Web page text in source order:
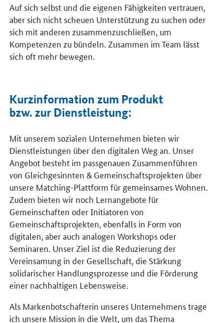
Auf sich selbst und die eigenen Fähigkeiten vertrauen,
aber sich nicht scheuen Unterstützung zu suchen oder
sich mit anderen zusammenzuschließen, um
Kompetenzen zu bündeln. Zusammen im Team lässt
sich oft mehr bewegen.
Kurzinformation zum Produkt
bzw. zur Dienstleistung:
Mit unserem sozialen Unternehmen bieten wir
Dienstleistungen über den digitalen Weg an. Unser
Angebot besteht im passgenauen Zusammenführen
von Gleichgesinnten & Gemeinschaftsprojekten über
unsere Matching-Plattform für gemeinsames Wohnen.
Zudem bieten wir noch Lernangebote für
Gemeinschaften oder Initiatoren von
Gemeinschaftsprojekten, ebenfalls in Form von
digitalen, aber auch analogen Workshops oder
Seminaren. Unser Ziel ist die Reduzierung der
Vereinsamung in der Gesellschaft, die Stärkung
solidarischer Handlungsprozesse und die Förderung
einer nachhaltigen Lebensweise.
Als Markenbotschafterin unseres Unternehmens trage
ich unsere Mission in die Welt, um das Thema